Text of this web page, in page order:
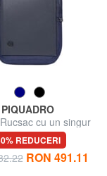
PIQUADRO
cu un singur
pentru iPad mini
REDUCERI
RON 491.11